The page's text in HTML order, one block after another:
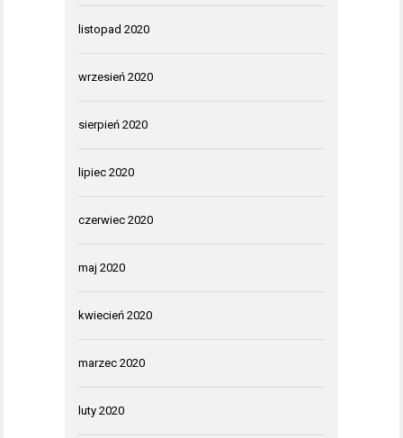
listopad 2020
wrzesień 2020
sierpień 2020
lipiec 2020
czerwiec 2020
maj 2020
kwiecień 2020
marzec 2020
luty 2020